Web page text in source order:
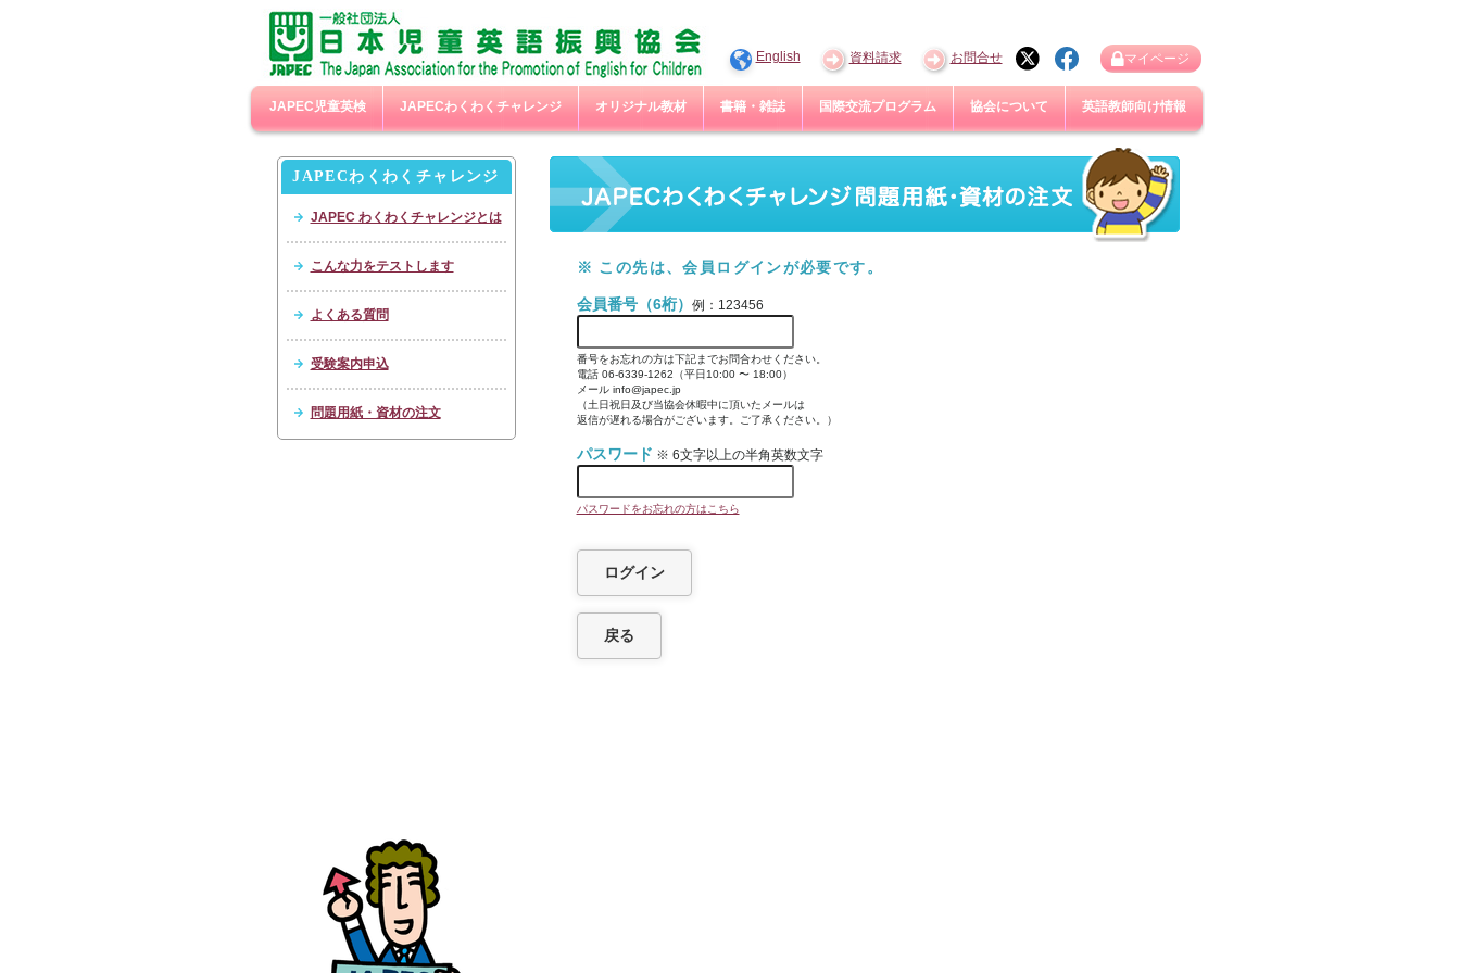
English 資料請求 お問合せ マイページ
JAPEC児童英検 JAPECわくわくチャレンジ オリジナル教材 書籍・雑誌 国際交流プログラム 協会について 英語教師向け情報
JAPECわくわくチャレンジ
JAPEC わくわくチャレンジとは
こんな力をテストします
よくある質問
受験案内申込
問題用紙・資材の注文
※ この先は、会員ログインが必要です。
会員番号（6桁） 例：123456
番号をお忘れの方は下記までお問合わせください。
電話 06-6339-1262（平日10:00 〜 18:00）
メール info@japec.jp
（土日祝日及び当協会休暇中に頂いたメールは
返信が遅れる場合がございます。ご了承ください。）
パスワード ※ 6文字以上の半角英数文字
パスワードをお忘れの方はこちら
ログイン
戻る